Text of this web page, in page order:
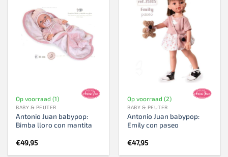
Op voorraad (1)
BABY & PEUTER
Antonio Juan babypop:
Bimba lloro con mantita
€49,95
Op voorraad (2)
BABY & PEUTER
Antonio Juan babypop:
Emily con paseo
€47,95